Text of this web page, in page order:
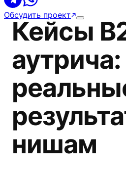
Обсудить проект
Кейсы
аутрича:
нишам